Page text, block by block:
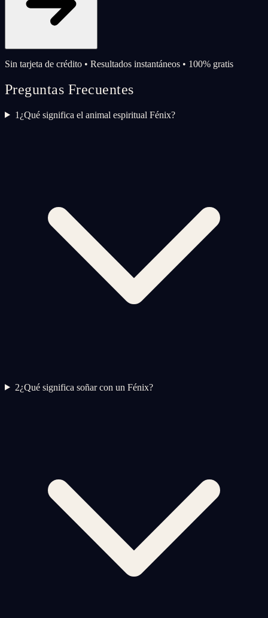
Sin tarjeta de crédito • Resultados instantáneos • 100% gratis
Preguntas Frecuentes
1 ¿Qué significa el animal espiritual Fénix?
2¿Qué significa soñar con un Fénix?